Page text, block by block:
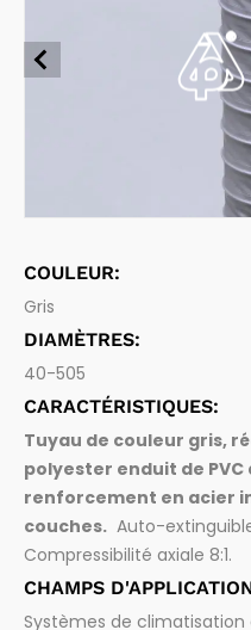
Aspiration et
Tuyaux
Aspiration et transfert
Tuyaux
Aspiration et
Raccords de tuyaux
Chimique et
Pharmaceutique
Vidange des
Bois
COULEUR:
Gris
DIAMÈTRES:
40-505
CARACTÉRISTIQUES:
Tuyau de couleur gris,
polyester enduit de
renforcement en acier
couches. Auto-
Compressibilité axiale 8:1.
CHAMPS
Systèmes de